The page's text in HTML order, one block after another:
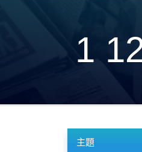
1
主題